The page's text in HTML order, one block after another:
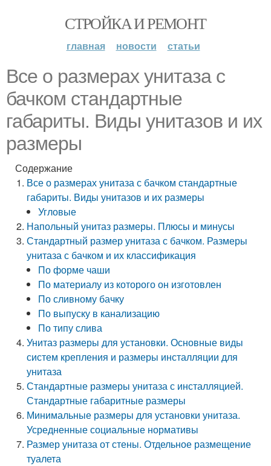
СТРОЙКА И РЕМОНТ
главная новости статьи
Все о размерах унитаза с
бачком стандартные
габариты. Виды унитазов и их
размеры
Содержание
Все о размерах унитаза с бачком стандартные
габариты. Виды унитазов и их размеры
Угловые
Напольный унитаз размеры. Плюсы и минусы
Стандартный размер унитаза с бачком. Размеры
унитаза с бачком и их классификация
По форме чаши
По материалу из которого он изготовлен
По сливному бачку
По выпуску в канализацию
По типу слива
Унитаз размеры для установки. Основные виды
систем крепления и размеры инсталляции для
унитаза
Стандартные размеры унитаза с инсталляцией.
Стандартные габаритные размеры
Минимальные размеры для установки унитаза.
Усредненные социальные нормативы
Размер унитаза от стены. Отдельное размещение
туалета